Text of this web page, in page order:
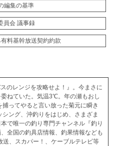
編集の基準
員会 議事録
料基幹放送契約約款
のレンジを攻略せよ！』。今まさに
ねていた。気温3℃。年の瀬もおし
ってやると言い放った菊元に瞬き
ング、沖釣りをはじめ、さまざま
で唯一の釣り専門チャンネル『釣り
全国の釣具店情報、釣果情報なども
、スカパー！、ケーブルテレビ等